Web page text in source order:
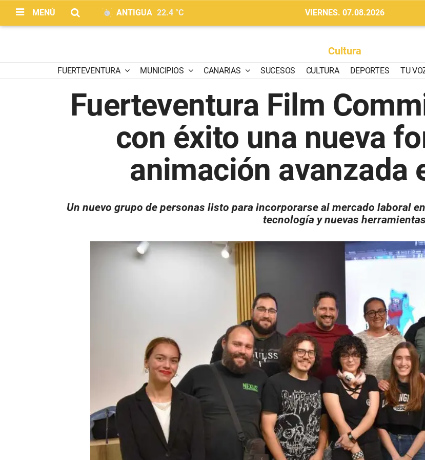
MENÚ ANTIGUA 22.4 °C VIERNES. 07.08.2026
Cultura
FUERTEVENTURA MUNICIPIOS CANARIAS SUCESOS CULTURA DEPORTES TU
Fuerteventura Film
con éxito una nueva
animación avanzada
Un nuevo grupo de personas listo para incorporarse al mercado laboral
tecnología y nuevas herramientas